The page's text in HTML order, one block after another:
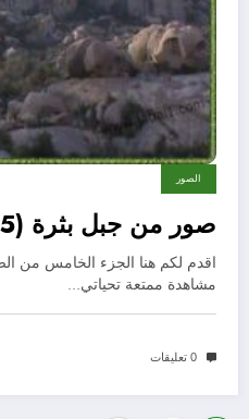
الصور
صور من جبل بثرة (5)
اقدم لكم هنا الجزء الخامس من
مشاهدة ممتعة تحياتي…
0 تعليقات